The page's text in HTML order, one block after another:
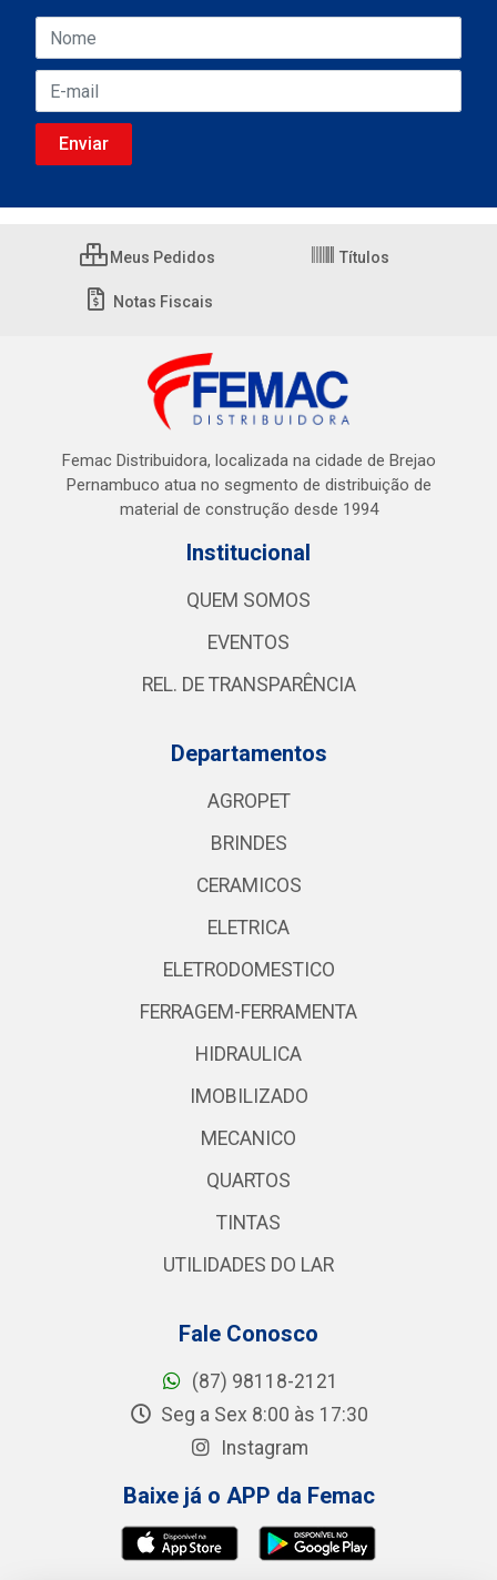
Meus Pedidos Títulos
Notas Fiscais
Femac Distribuidora, localizada na cidade de Brejao
Pernambuco atua no segmento de distribuição de
material de construção desde 1994
Institucional
QUEM SOMOS
EVENTOS
REL. DE TRANSPARÊNCIA
Departamentos
AGROPET
BRINDES
CERAMICOS
ELETRICA
ELETRODOMESTICO
FERRAGEM-FERRAMENTA
HIDRAULICA
IMOBILIZADO
MECANICO
QUARTOS
TINTAS
UTILIDADES DO LAR
Fale Conosco
(87) 98118-2121
Seg a Sex 8:00 às 17:30
Instagram
Baixe já o APP da Femac